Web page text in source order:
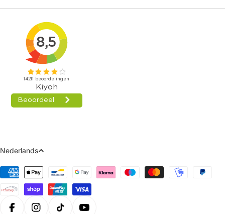
Taal
Nederlands
Betaalmethoden